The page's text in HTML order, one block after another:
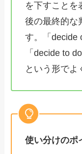
を下すことを
後の最終的な
す。「decide
「decide to
という形でよ
使い分けのポ